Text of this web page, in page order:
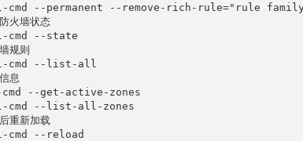
--permanent --remove-rich-rule="rule
火墙状态
cmd --state
规则
cmd --list-all
息
--get-active-zones
cmd --list-all-zones
重新加载
--reload